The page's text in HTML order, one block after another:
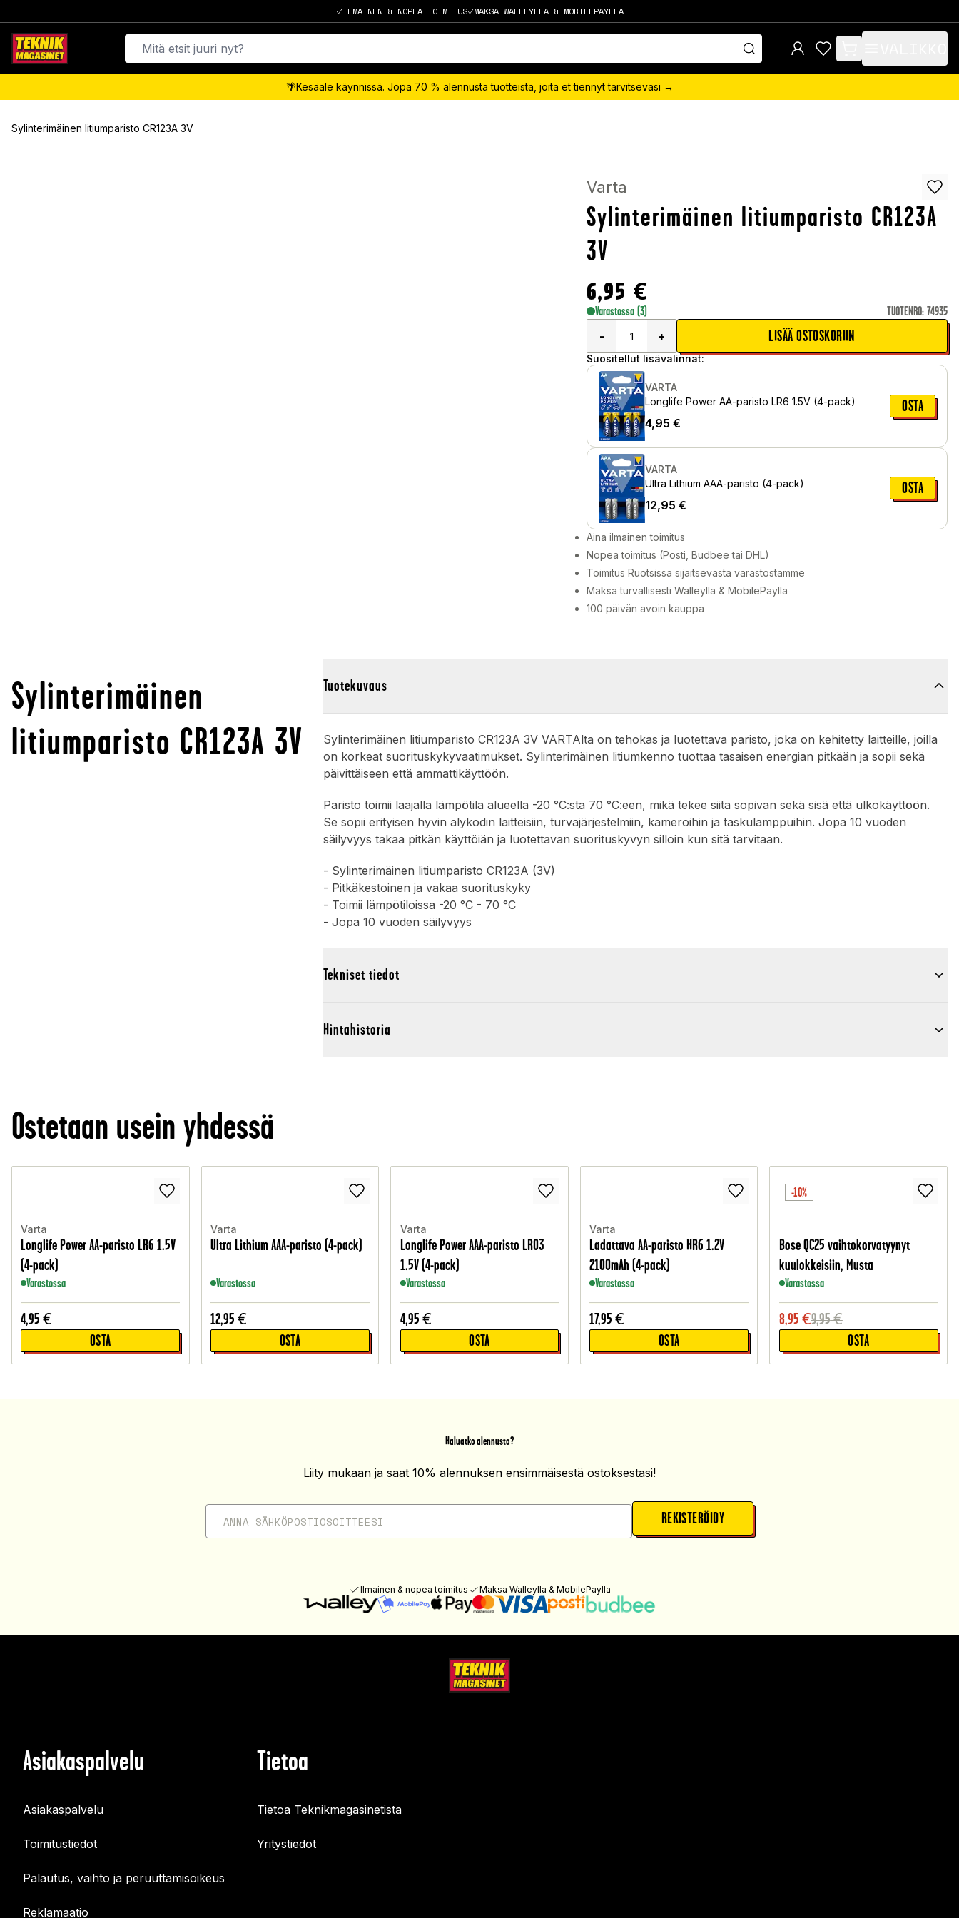
ILMAINEN & NOPEA TOIMITUS MAKSA WALLEYLLA & MOBILEPAYLLA
items in cart, view bag
🌴Kesäale käynnissä. Jopa 70 % alennusta tuotteista, joita et tiennyt tarvitsevasi →
Sylinterimäinen litiumparisto CR123A 3V
Varta
Sylinterimäinen litiumparisto CR123A
3V
6,95 €
Varastossa (3) TUOTENRO: 74935
-
+ LISÄÄ OSTOSKORIIN
Suositellut lisävalinnat:
VARTA
Longlife Power AA-paristo LR6 1.5V (4-pack)
4,95 €
OSTA
VARTA
Ultra Lithium AAA-paristo (4-pack)
12,95 €
OSTA
Aina ilmainen toimitus
Nopea toimitus (Posti, Budbee tai DHL)
Toimitus Ruotsissa sijaitsevasta varastostamme
Maksa turvallisesti Walleylla & MobilePaylla
100 päivän avoin kauppa
Sylinterimäinen
litiumparisto CR123A 3V
Tuotekuvaus
Sylinterimäinen litiumparisto CR123A 3V VARTAlta on tehokas ja luotettava paristo, joka on kehitetty laitteille, joilla
on korkeat suorituskykyvaatimukset. Sylinterimäinen litiumkenno tuottaa tasaisen energian pitkään ja sopii sekä
päivittäiseen että ammattikäyttöön.
Paristo toimii laajalla lämpötila alueella -20 °C:sta 70 °C:een, mikä tekee siitä sopivan sekä sisä että ulkokäyttöön.
Se sopii erityisen hyvin älykodin laitteisiin, turvajärjestelmiin, kameroihin ja taskulamppuihin. Jopa 10 vuoden
säilyvyys takaa pitkän käyttöiän ja luotettavan suorituskyvyn silloin kun sitä tarvitaan.
- Sylinterimäinen litiumparisto CR123A (3V)
- Pitkäkestoinen ja vakaa suorituskyky
- Toimii lämpötiloissa -20 °C - 70 °C
- Jopa 10 vuoden säilyvyys
Tekniset tiedot
Hintahistoria
Ostetaan usein yhdessä
Varta
Longlife Power AA-paristo LR6 1.5V
(4-pack)
Varastossa
4,95 €
OSTA
Varta
Ultra Lithium AAA-paristo (4-pack)
Varastossa
12,95 €
OSTA
Varta
Longlife Power AAA-paristo LR03
1.5V (4-pack)
Varastossa
4,95 €
OSTA
Varta
Ladattava AA-paristo HR6 1.2V
2100mAh (4-pack)
Varastossa
17,95 €
OSTA
-10%
Bose QC25 vaihtokorvatyynyt
kuulokkeisiin, Musta
Varastossa
8,95 €9,95€
OSTA
Haluatko alennusta?
Liity mukaan ja saat 10% alennuksen ensimmäisestä ostoksestasi!
REKISTERÖIDY
Ilmainen & nopea toimitus Maksa Walleylla & MobilePaylla
Asiakaspalvelu
Asiakaspalvelu
Toimitustiedot
Palautus, vaihto ja peruuttamisoikeus
Reklamaatio
Tietoa
Tietoa Teknikmagasinetista
Yritystiedot